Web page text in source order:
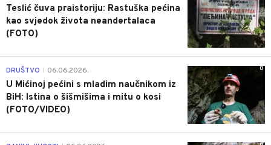
Teslić čuva praistoriju: Rastuška pećina
kao svjedok života neandertalaca
(FOTO)
0
DRUŠTVO 06.06.2026.
U Mićinoj pećini s mladim naučnikom iz
BiH: Istina o šišmišima i mitu o kosi
(FOTO/VIDEO)